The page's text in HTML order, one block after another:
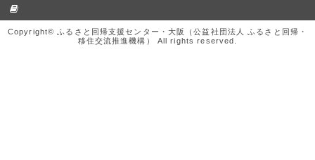
Copyright© ふるさと回帰支援センター・大阪（公益社団法人 ふるさと回帰・
移住交流推進機構） All rights reserved.